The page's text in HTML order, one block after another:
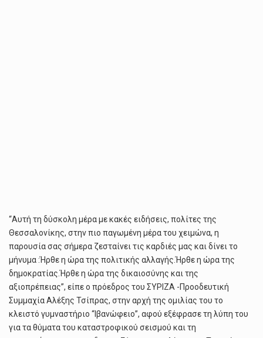
“Αυτή τη δύσκολη μέρα με κακές ειδήσεις, πολίτες της
Θεσσαλονίκης, στην πιο παγωμένη μέρα του χειμώνα, η
παρουσία σας σήμερα ζεσταίνει τις καρδιές μας και δίνει το
μήνυμα :Ήρθε η ώρα της πολιτικής αλλαγής.Ήρθε η ώρα της
δημοκρατίας.Ήρθε η ώρα της δικαιοσύνης και της
αξιοπρέπειας”, είπε ο πρόεδρος του ΣΥΡΙΖΑ -Προοδευτική
Συμμαχία Αλέξης Τσίπρας, στην αρχή της ομιλίας του το
κλειστό γυμναστήριο “Ιβανώφειο”, αφού εξέφρασε τη λύπη του
για τα θύματα του καταστροφικού σεισμού και τη